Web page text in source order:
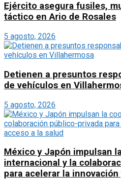
Ejército asegura fusiles,
táctico en Ario de Rosales
5 agosto, 2026
Detienen a presuntos
de vehículos en
5 agosto, 2026
México y Japón impulsan
internacional y la
para acelerar la